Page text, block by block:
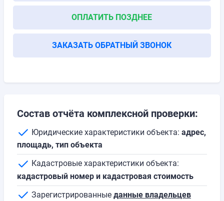
ОПЛАТИТЬ ПОЗДНЕЕ
ЗАКАЗАТЬ ОБРАТНЫЙ ЗВОНОК
Состав отчёта комплексной проверки:
Юридические характеристики объекта: адрес,
площадь, тип объекта
Кадастровые характеристики объекта:
кадастровый номер и кадастровая стоимость
Зарегистрированные данные владельцев